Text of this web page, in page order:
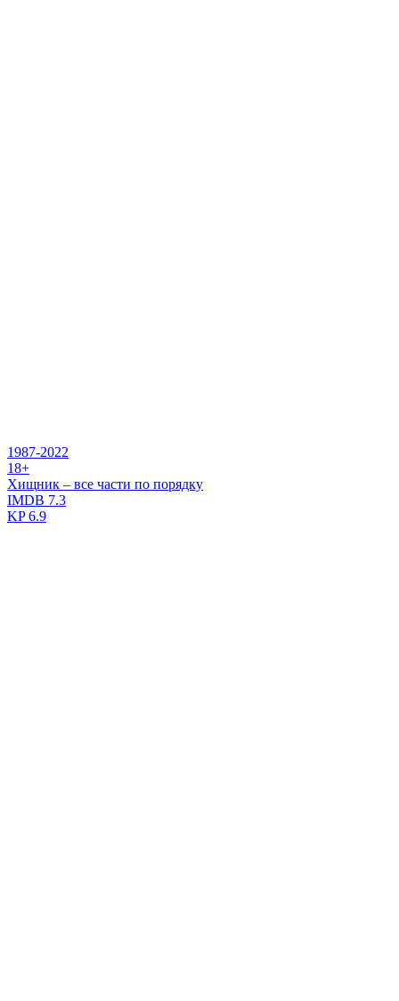
1987-2022
18+
Хищник – все части по порядку
IMDB 7.3
KP6.9